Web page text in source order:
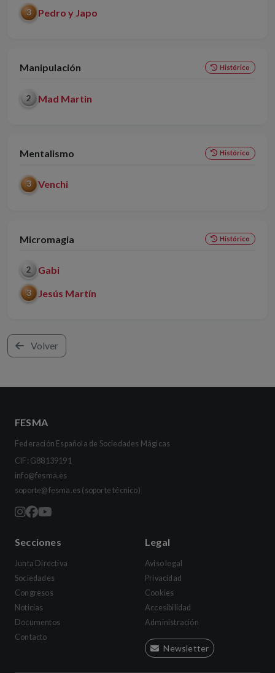
3 Pedro y Japo
Manipulación Histórico
2 Mad Martin
Mentalismo Histórico
3 Venchi
Micromagia Histórico
2 Gabi
3 Jesús Martín
Volver
FESMA
Federación Española de Sociedades Mágicas
CIF: G88139191
info@fesma.es
soporte@fesma.es (soporte técnico)
Secciones
Junta Directiva
Sociedades
Congresos
Noticias
Documentos
Contacto
Legal
Aviso legal
Privacidad
Cookies
Accesibilidad
Administración
Newsletter